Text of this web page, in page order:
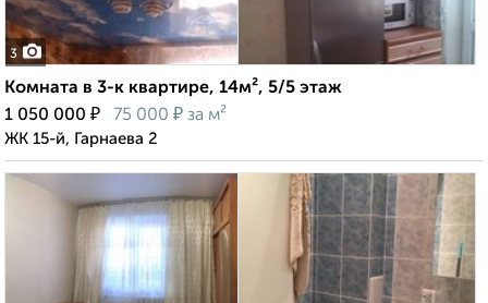
3
Комната в 3-к квартире, 14м², 5/5 этаж
1 050 000 ₽ 75 000 ₽ за м²
ЖК 15-й, Гарнаева 2